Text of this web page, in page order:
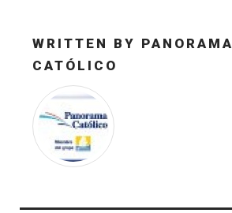
WRITTEN BY PANORAMA
CATÓLICO